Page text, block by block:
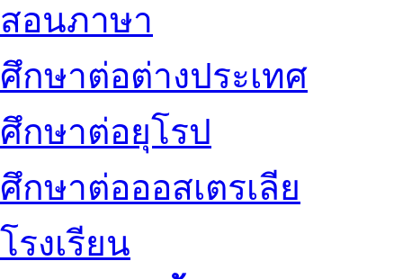
สอนภาษา
ศึกษาต่อต่างประเทศ
ศึกษาต่อยุโรป
ศึกษาต่อออสเตรเลีย
โรงเรียน